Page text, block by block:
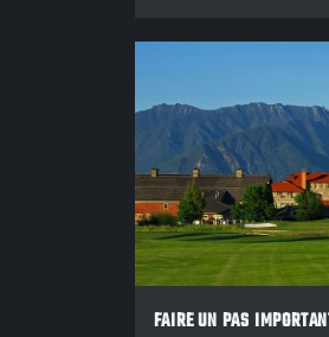
FAIRE UN PAS